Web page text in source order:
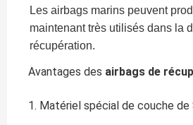
Les airbags marins peuvent
maintenant très utilisés dans la
récupération.
Avantages des airbags de
1. Matériel spécial de couche